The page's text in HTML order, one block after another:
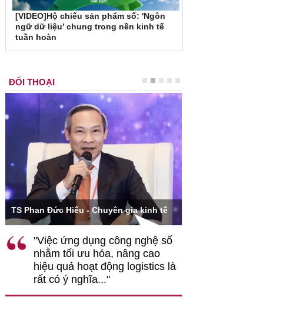
[VIDEO]Hộ chiếu sản phẩm số: 'Ngôn
ngữ dữ liệu' chung trong nền kinh tế
tuần hoàn
ĐỐI THOẠI
TS Phan Đức Hiếu - Chuyên gia kinh tế
"Việc ứng dụng công nghệ số
nhằm tối ưu hóa, nâng cao
hiệu quả hoạt động logistics là
rất có ý nghĩa..."